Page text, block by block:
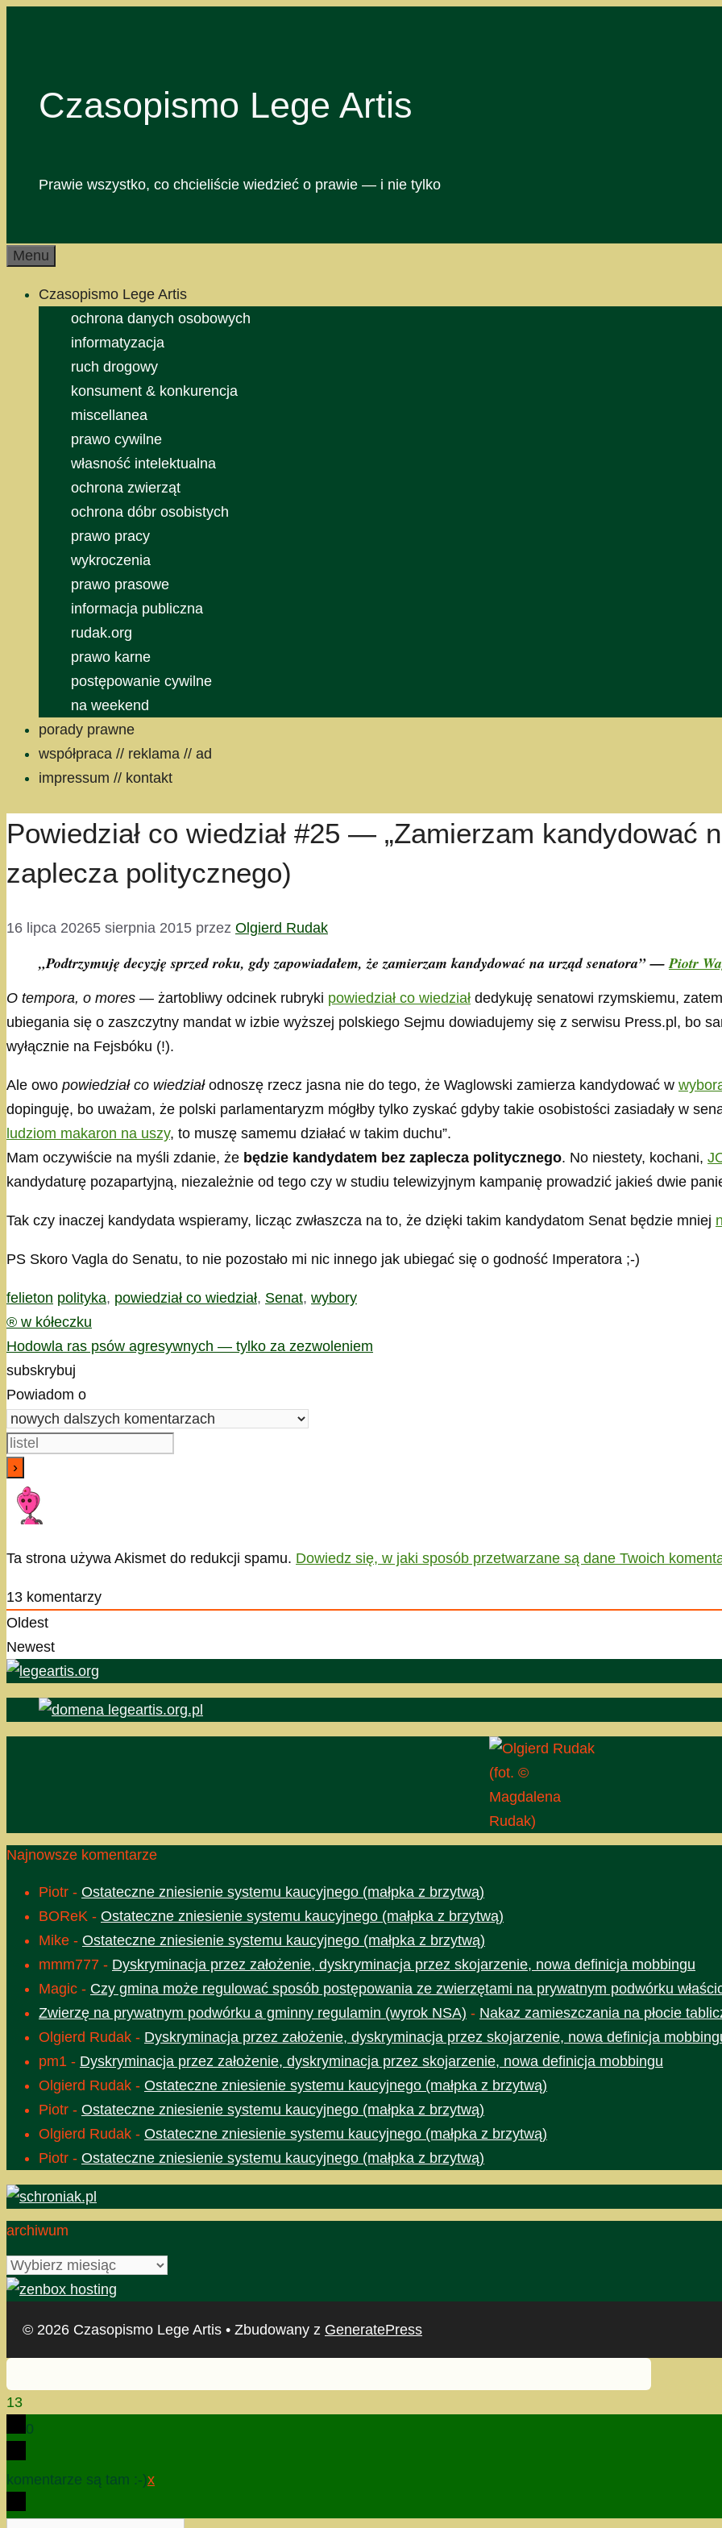
Czasopismo Lege Artis
Prawie wszystko, co chcieliście wiedzieć o prawie — i nie tylko
Menu
Czasopismo Lege Artis
ochrona danych osobowych
informatyzacja
ruch drogowy
konsument & konkurencja
miscellanea
prawo cywilne
własność intelektualna
ochrona zwierząt
ochrona dóbr osobistych
prawo pracy
wykroczenia
prawo prasowe
informacja publiczna
rudak.org
prawo karne
postępowanie cywilne
na weekend
porady prawne
współpraca // reklama // ad
impressum // kontakt
Powiedział co wiedział #25 — „Zamierzam kandydować
zaplecza politycznego)
16 lipca 20265 sierpnia 2015 przez Olgierd Rudak
„Podtrzymuję decyzję sprzed roku, gdy zapowiadałem, że zamierzam kandydować na urząd senatora”—Piotr
O tempora, o mores — żartobliwy odcinek rubryki powiedział co wiedział dedykuję senatowi rzymskiemu,
ubiegania się o zaszczytny mandat w izbie wyższej polskiego Sejmu dowiadujemy się z serwisu Press.pl, bo
wyłącznie na Fejsbóku (!).
Ale owo powiedział co wiedziałodnoszę rzecz jasna nie do tego, że Waglowski zamierza kandydować w
dopinguję, bo uważam, że polski parlamentaryzm mógłby tylko zyskać gdyby takie osobistości zasiadały w
ludziom makaron na uszy, to muszę samemu działać w takim duchu”.
Mam oczywiście na myśli zdanie, że będzie kandydatem bez zaplecza politycznego. No niestety, kochani,
kandydaturę pozapartyjną, niezależnie od tego czy w studiu telewizyjnym kampanię prowadzić jakieś dwie
Tak czy inaczej kandydata wspieramy, licząc zwłaszcza na to, że dzięki takim kandydatom Senat będzie mniej
PS Skoro Vagla do Senatu, to nie pozostało mi nic innego jak ubiegać się o godność Imperatora ;-)
Kategorie
felieton Tagi
polityka, powiedział co wiedział, Senat, wybory
® w kółeczku
Hodowla ras psów agresywnych — tylko za zezwoleniem
subskrybuj
Powiadom o
Ta strona używa Akismet do redukcji spamu. Dowiedz się, w jaki sposób przetwarzane są dane Twoich
13 komentarzy
Oldest
Newest
(fot. ©
Magdalena
Rudak)
Najnowsze komentarze
Piotr - Ostateczne zniesienie systemu kaucyjnego (małpka z brzytwą)
BOReK - Ostateczne zniesienie systemu kaucyjnego (małpka z brzytwą)
Mike - Ostateczne zniesienie systemu kaucyjnego (małpka z brzytwą)
mmm777 - Dyskryminacja przez założenie, dyskryminacja przez skojarzenie, nowa definicja mobbingu
Magic - Czy gmina może regulować sposób postępowania ze zwierzętami na prywatnym podwórku
Zwierzę na prywatnym podwórku a gminny regulamin (wyrok NSA) - Nakaz zamieszczania na płocie
Olgierd Rudak - Dyskryminacja przez założenie, dyskryminacja przez skojarzenie, nowa definicja
pm1 - Dyskryminacja przez założenie, dyskryminacja przez skojarzenie, nowa definicja mobbingu
Olgierd Rudak - Ostateczne zniesienie systemu kaucyjnego (małpka z brzytwą)
Piotr - Ostateczne zniesienie systemu kaucyjnego (małpka z brzytwą)
Olgierd Rudak - Ostateczne zniesienie systemu kaucyjnego (małpka z brzytwą)
Piotr - Ostateczne zniesienie systemu kaucyjnego (małpka z brzytwą)
archiwum
archiwum
© 2026 Czasopismo Lege Artis • Zbudowany z GeneratePress
13
0
komentarze są tam :-)x